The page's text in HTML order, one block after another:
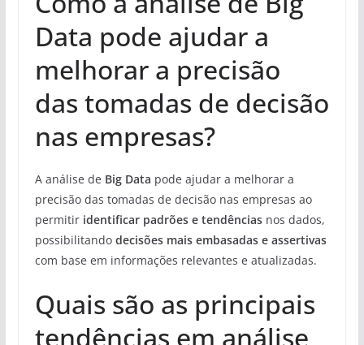
Data pode ajudar a
melhorar a precisão
das tomadas de decisão
nas empresas?
A análise de Big Data pode ajudar a melhorar a
precisão das tomadas de decisão nas empresas ao
permitir identificar padrões e tendênciasnos dados,
possibilitando decisões mais embasadas e assertivas
com base em informações relevantes e atualizadas.
Quais são as principais
tendências em análise